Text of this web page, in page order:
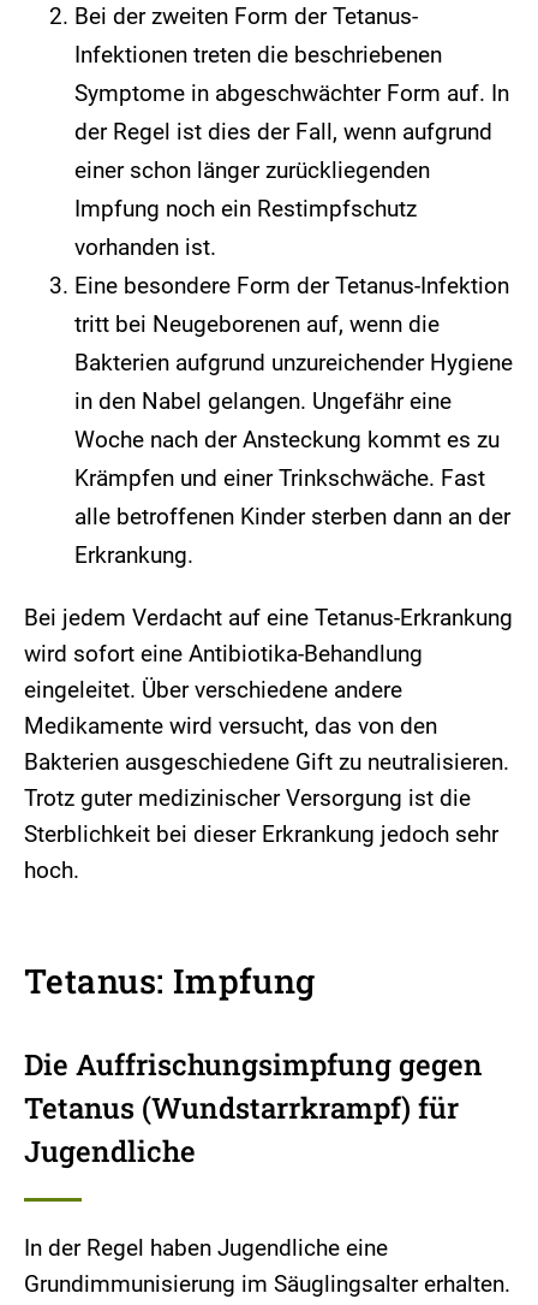
Bei der zweiten Form der Tetanus-
Infektionen treten die beschriebenen
Symptome in abgeschwächter Form auf. In
der Regel ist dies der Fall, wenn aufgrund
einer schon länger zurückliegenden
Impfung noch ein Restimpfschutz
vorhanden ist.
Eine besondere Form der Tetanus-Infektion
tritt bei Neugeborenen auf, wenn die
Bakterien aufgrund unzureichender Hygiene
in den Nabel gelangen. Ungefähr eine
Woche nach der Ansteckung kommt es zu
Krämpfen und einer Trinkschwäche. Fast
alle betroffenen Kinder sterben dann an der
Erkrankung.
Bei jedem Verdacht auf eine Tetanus-Erkrankung
wird sofort eine Antibiotika-Behandlung
eingeleitet. Über verschiedene andere
Medikamente wird versucht, das von den
Bakterien ausgeschiedene Gift zu neutralisieren.
Trotz guter medizinischer Versorgung ist die
Sterblichkeit bei dieser Erkrankung jedoch sehr
hoch.
Tetanus: Impfung
Die Auffrischungsimpfung gegen
Tetanus (Wundstarrkrampf) für
Jugendliche
In der Regel haben Jugendliche eine
Grundimmunisierung im Säuglingsalter erhalten.